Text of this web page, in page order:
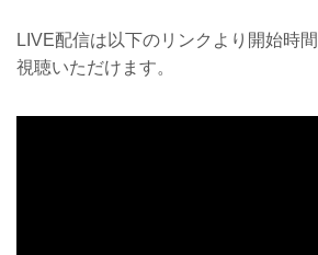
LIVE配信は以下のリンクより開始時
視聴いただけます。